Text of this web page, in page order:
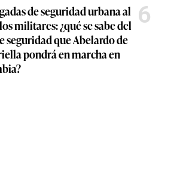
de seguridad urbana al
militares: ¿qué se sabe del
seguridad que Abelardo de
pondrá en marcha en
6